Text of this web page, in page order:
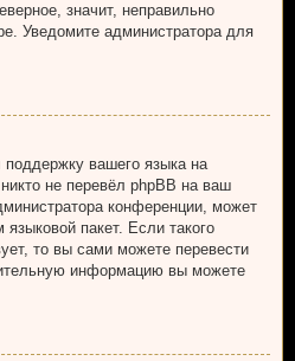
значит, неправильно
Уведомите администратора для
вашего языка на
не перевёл phpBB на ваш
конференции, может
пакет. Если такого
то вы сами можете перевести
информацию вы можете